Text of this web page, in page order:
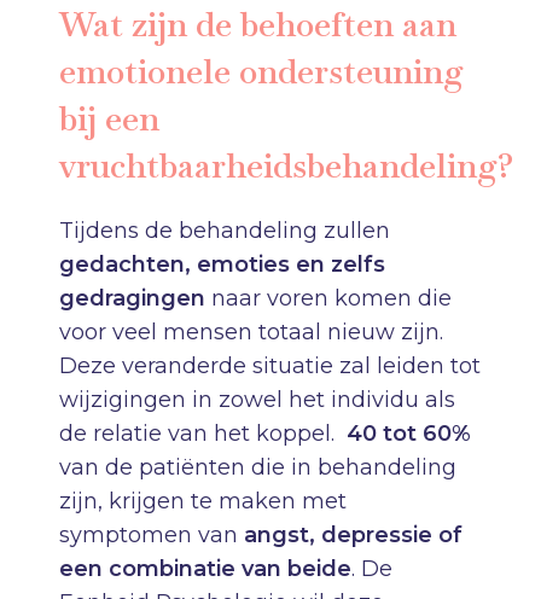
Wat zijn de behoeften aan
emotionele ondersteuning
bij een
vruchtbaarheidsbehandeling?
Tijdens de behandeling zullen
gedachten, emoties en zelfs
gedragingen naar voren komen die
voor veel mensen totaal nieuw zijn.
Deze veranderde situatie zal leiden tot
wijzigingen in zowel het individu als
de relatie van het koppel. 40 tot 60%
van de patiënten die in behandeling
zijn, krijgen te maken met
symptomen van angst, depressie of
een combinatie van beide. De